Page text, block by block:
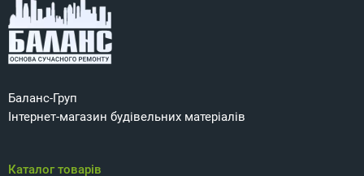
Баланс-Груп
Інтернет-магазин будівельних матеріалів
Каталог товарів